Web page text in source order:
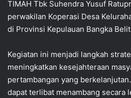
TIMAH Tbk Suhendra Yusuf
perwakilan Koperasi Desa
di Provinsi Kepulauan Bangka
Kegiatan ini menjadi langkah
meningkatkan kesejahteraan
pertambangan yang
dapat terlibat menambang secara